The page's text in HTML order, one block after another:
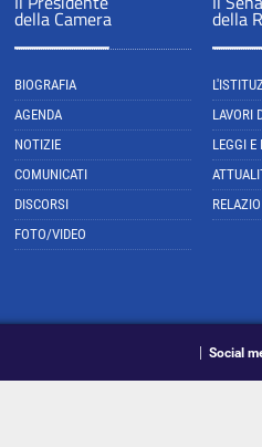
della Camera
BIOGRAFIA
AGENDA
NOTIZIE
COMUNICATI
DISCORSI
FOTO/VIDEO
della
LAVORI
LEGGI E
Social